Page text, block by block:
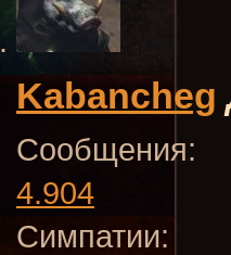
Kabancheg
Сообщения:
4.904
Симпатии: